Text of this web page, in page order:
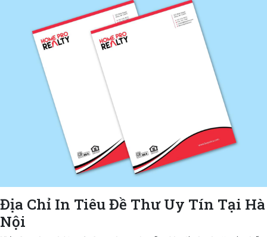
Địa Chỉ In Tiêu Đề Thư Uy Tín Tại Hà
Nội